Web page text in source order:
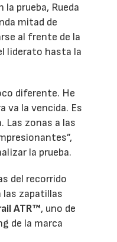
prueba, Rueda
mitad de
al frente de la
liderato hasta la
diferente. He
va la vencida. Es
Las zonas a las
la prueba.
del recorrido
las zapatillas
ATR™, uno de
de la marca